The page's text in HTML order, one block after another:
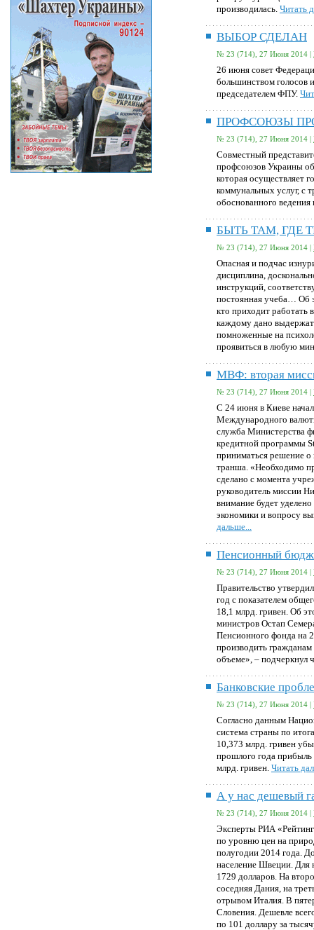
производилась. Читать
ВЫБОР СДЕЛАН
№ 23 (714), 27 Июня 2014 |
26 июня совет
большинством голосов
председателем ФПУ.
ПРОФСОЮЗЫ
№ 23 (714), 27 Июня 2014 |
Совместный
профсоюзов Украины
которая осуществляет
коммунальных услуг, с
обоснованного
БЫТЬ ТАМ, ГДЕ
№ 23 (714), 27 Июня 2014 |
Опасная и подчас
дисциплина,
инструкций,
постоянная учеба… Об
кто приходит работать
каждому дано
помноженные на
проявиться в любую
МВФ: вторая
№ 23 (714), 27 Июня 2014 |
С 24 июня в Киеве
Международного
служба Министерства
кредитной программы
приниматься решение о
транша. «Необходимо
сделано с момента
руководитель миссии
внимание будет
экономики и вопросу
дальше...
Пенсионный
№ 23 (714), 27 Июня 2014 |
Правительство
год с показателем
18,1 млрд. гривен. Об
министров Остап
Пенсионного фонда на
производить
объеме», – подчеркнул
Банковские
№ 23 (714), 27 Июня 2014 |
Согласно данным
система страны по
10,373 млрд. гривен
прошлого года прибыль
млрд. гривен. Читать
А у нас дешевый
№ 23 (714), 27 Июня 2014 |
Эксперты РИА
по уровню цен на
полугодии 2014 года.
население Швеции. Для
1729 долларов. На
соседняя Дания, на
отрывом Италия. В
Словения. Дешевле
по 101 доллару за